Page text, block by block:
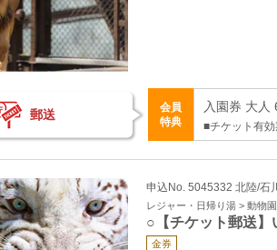
郵送
会員
特典
入園券 大人
■チケット有
申込No. 5045332 北陸/石
レジャー・日帰り湯 > 動物園
○【チケット郵送】
金券